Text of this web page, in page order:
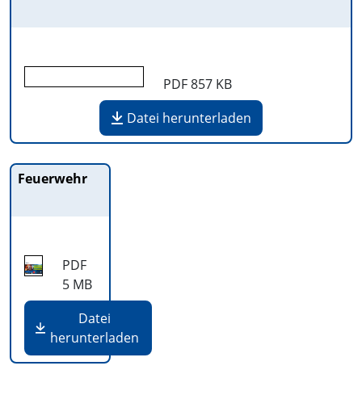
PDF857 KB
Datei herunterladen
Feuerwehr
PDF
5 MB
Datei
herunterladen